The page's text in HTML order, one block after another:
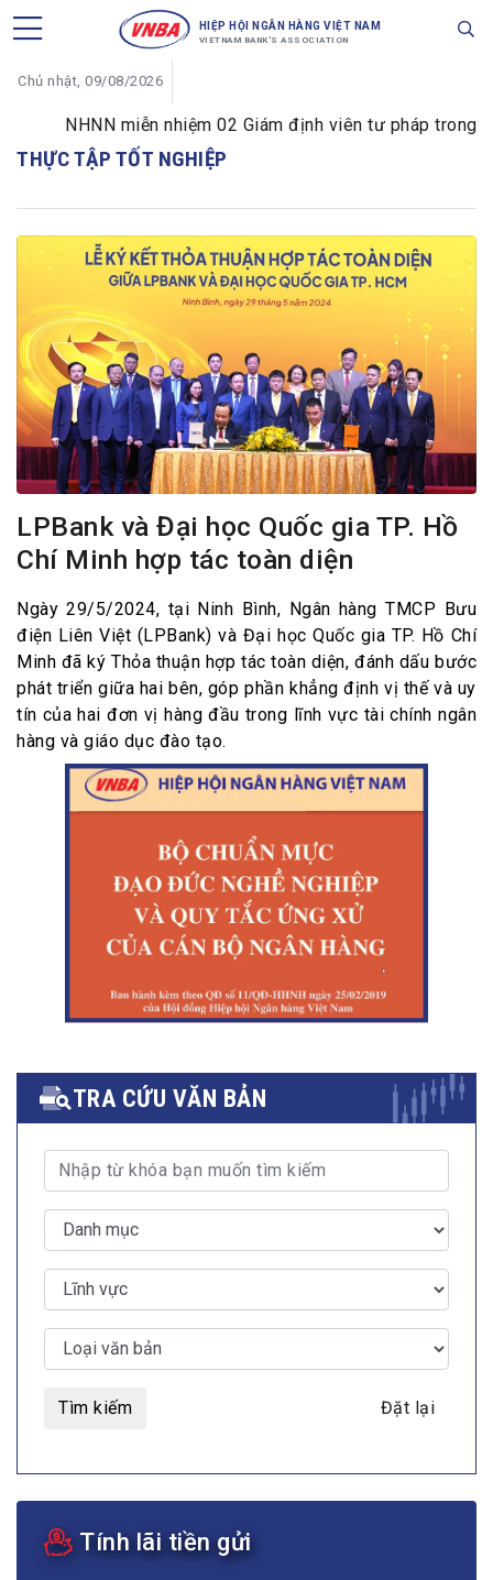
HIỆP HỘI NGÂN HÀNG VIỆT NAM
VIETNAM BANK'S ASSOCIATION
Chủ nhật, 09/08/2026
NHNN miễn nhiệm 02 Giám định viên tư pháp trong
THỰC TẬP TỐT NGHIỆP
LPBank và Đại học Quốc gia TP. Hồ
Chí Minh hợp tác toàn diện
Ngày 29/5/2024, tại Ninh Bình, Ngân hàng TMCP Bưu
điện Liên Việt (LPBank) và Đại học Quốc gia TP. Hồ Chí
Minh đã ký Thỏa thuận hợp tác toàn diện, đánh dấu bước
phát triển giữa hai bên, góp phần khẳng định vị thế và uy
tín của hai đơn vị hàng đầu trong lĩnh vực tài chính ngân
hàng và giáo dục đào tạo.
TRA CỨU VĂN BẢN
Tìm kiếm Đặt lại
Tính lãi tiền gửi